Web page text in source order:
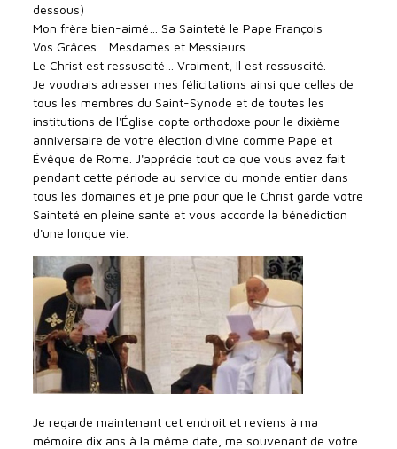
dessous)
Mon frère bien-aimé… Sa Sainteté le Pape François
Vos Grâces… Mesdames et Messieurs
Le Christ est ressuscité… Vraiment, Il est ressuscité.
Je voudrais adresser mes félicitations ainsi que celles de
tous les membres du Saint-Synode et de toutes les
institutions de l'Église copte orthodoxe pour le dixième
anniversaire de votre élection divine comme Pape et
Évêque de Rome. J'apprécie tout ce que vous avez fait
pendant cette période au service du monde entier dans
tous les domaines et je prie pour que le Christ garde votre
Sainteté en pleine santé et vous accorde la bénédiction
d'une longue vie.
Je regarde maintenant cet endroit et reviens à ma
mémoire dix ans à la même date, me souvenant de votre